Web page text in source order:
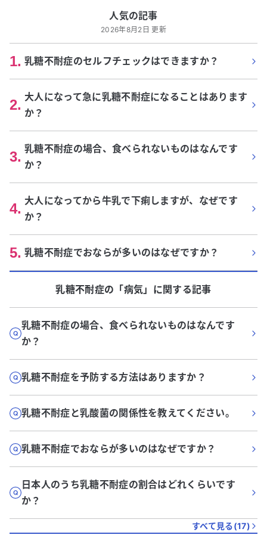
人気の記事
2026年8月2日 更新
1. 乳糖不耐症のセルフチェックはできますか？
2. 大人になって急に乳糖不耐症になることはあります
か？
3. 乳糖不耐症の場合、食べられないものはなんです
か？
4. 大人になってから牛乳で下痢しますが、なぜです
か？
5. 乳糖不耐症でおならが多いのはなぜですか？
乳糖不耐症の「病気」に関する記事
乳糖不耐症の場合、食べられないものはなんです
か？
乳糖不耐症を予防する方法はありますか？
乳糖不耐症と乳酸菌の関係性を教えてください。
乳糖不耐症でおならが多いのはなぜですか？
日本人のうち乳糖不耐症の割合はどれくらいです
か？
すべて見る(17)